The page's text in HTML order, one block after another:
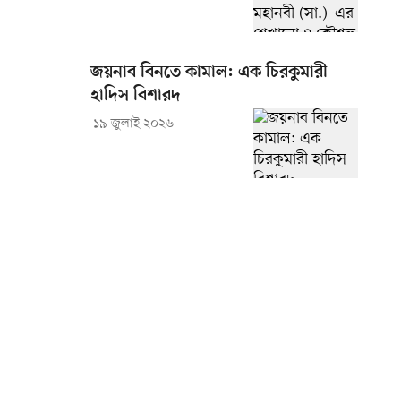
জয়নাব বিনতে কামাল: এক চিরকুমারী
হাদিস বিশারদ
১৯ জুলাই ২০২৬